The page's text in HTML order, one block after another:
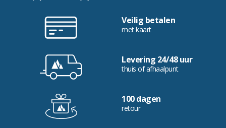
Veilig betalen
met kaart
Levering 24/48 uur
thuis of afhaalpunt
100 dagen
retour